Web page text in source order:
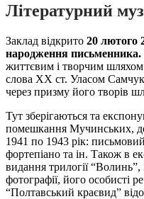
Літературний
Заклад відкрито 20 лютого
народження письменника.
життєвим і творчим
слова ХХ ст. Уласом
через призму його творів
Тут зберігаються та
помешкання Мучинських,
1941 по 1943 рік: письмовий
фортепіано та ін. Також в
видання трилогії
фотографії, його особисті
“Полтавський краєвид”